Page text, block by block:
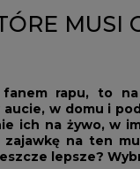
MUSI
rapu, to
aucie, w domu i
ich na żywo, w
zajawkę na ten
lepsze?